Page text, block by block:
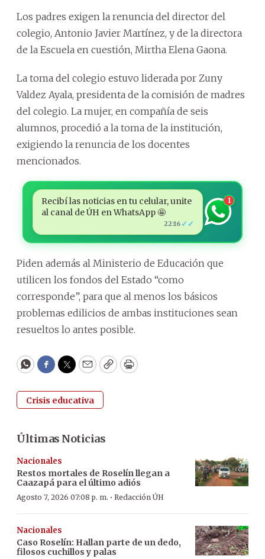
Los padres exigen la renuncia del director del
colegio, Antonio Javier Martínez, y de la directora
de la Escuela en cuestión, Mirtha Elena Gaona.
La toma del colegio estuvo liderada por Zuny
Valdez Ayala, presidenta de la comisión de madres
del colegio. La mujer, en compañía de seis
alumnos, procedió a la toma de la institución,
exigiendo la renuncia de los docentes
mencionados.
Recibí las noticias en tu celular, unite
al canal de ÚH en WhatsApp 🤩
22:16 ✓✓
1
Piden además al Ministerio de Educación que
utilicen los fondos del Estado “como
corresponde”, para que al menos los básicos
problemas edilicios de ambas instituciones sean
resueltos lo antes posible.
WhatsApp
Facebook
Twitter
EmailCopyPrint
Crisis educativa
Últimas Noticias
Nacionales
Restos mortales de Roselín llegan a
Caazapá para el último adiós
Agosto 7, 2026 07:08 p. m. · Redacción ÚH
Nacionales
Caso Roselín: Hallan parte de un dedo,
filosos cuchillos y palas